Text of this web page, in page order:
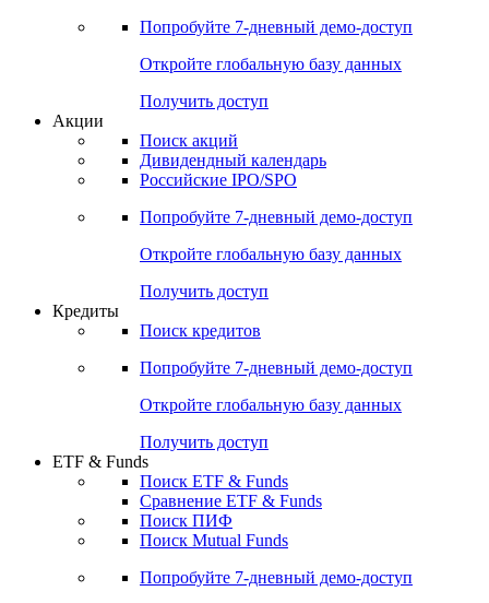
Попробуйте 7-дневный демо-доступ
Откройте глобальную базу данных
Получить доступ
Акции
Поиск акций
Дивидендный календарь
Российские IPO/SPO
Попробуйте 7-дневный демо-доступ
Откройте глобальную базу данных
Получить доступ
Кредиты
Поиск кредитов
Попробуйте 7-дневный демо-доступ
Откройте глобальную базу данных
Получить доступ
ETF & Funds
Поиск ETF & Funds
Сравнение ETF & Funds
Поиск ПИФ
Поиск Mutual Funds
Попробуйте 7-дневный демо-доступ